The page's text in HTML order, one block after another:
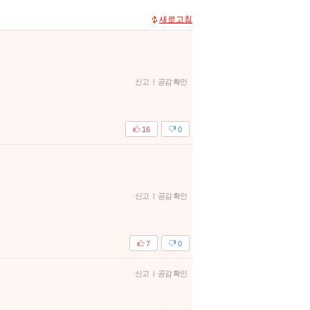
새로고침
신고 | 공감 확인
0
16
신고 | 공감 확인
0
7
신고 | 공감 확인